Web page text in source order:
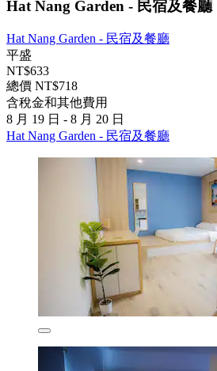
Hat Nang Garden - 民宿及餐廳
Hat Nang Garden - 民宿及餐廳
平盛
NT$633
總價 NT$718
含稅金和其他費用
8 月 19 日 - 8 月 20 日
Hat Nang Garden - 民宿及餐廳